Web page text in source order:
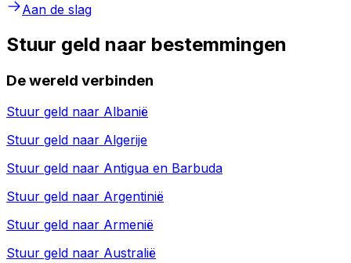
Aan de slag
Stuur geld naar bestemmingen
De wereld verbinden
Stuur geld naar Albanië
Stuur geld naar Algerije
Stuur geld naar Antigua en Barbuda
Stuur geld naar Argentinië
Stuur geld naar Armenië
Stuur geld naar Australië